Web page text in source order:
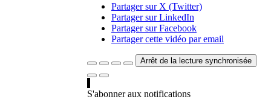
Partager sur X (Twitter)
Partager sur LinkedIn
Partager sur Facebook
Partager cette vidéo par email
Arrêt de la lecture synchronisée
S'abonner aux notifications